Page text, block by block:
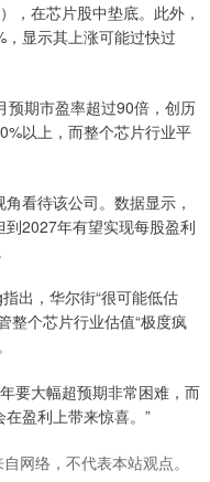
在芯片股中垫底。此外，
显示其上涨可能过快过
期市盈率超过90倍，创历
以上，而整个芯片行业平
看待该公司。数据显示，
2027年有望实现每股盈利
，华尔街“很可能低估
整个芯片行业估值“极度疯
大幅超预期非常困难，而
盈利上带来惊喜。”
网络，不代表本站观点。